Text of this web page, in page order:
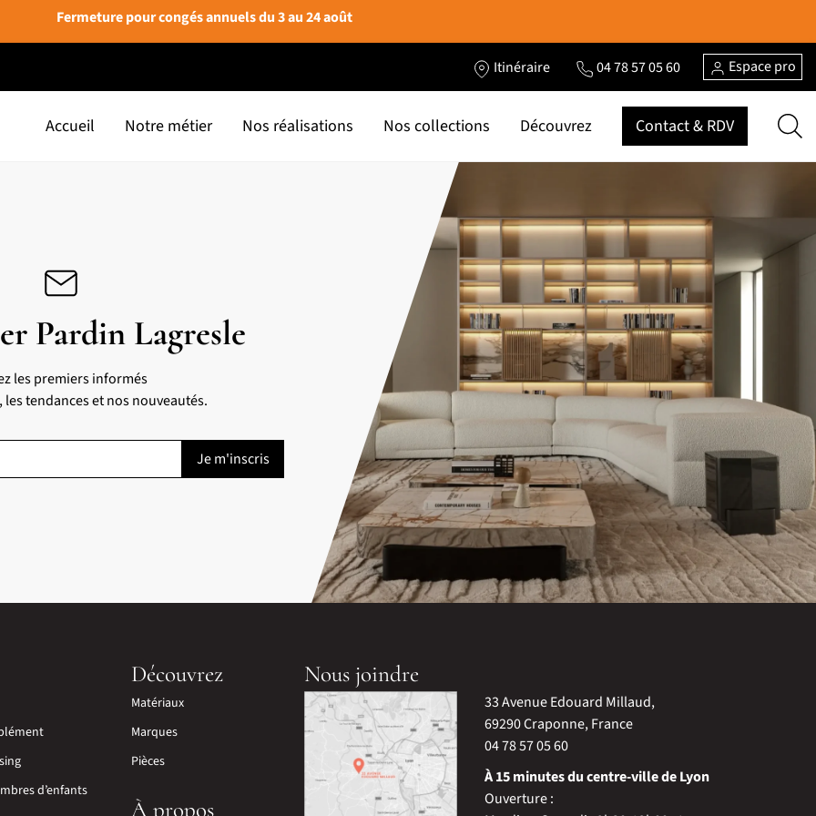
Fermeture pour congés annuels du 3 au 24 août
Itinéraire 04 78 57 05 60 Espace pro
Accueil Notre métier Nos réalisations Nos collections Découvrez Contact & RDV
Pardin Lagresle
les premiers informés
tendances et nos nouveautés.
d’enfants
Découvrez
Matériaux
Marques
Pièces
À propos
Nous joindre
33 Avenue Edouard Millaud,
69290 Craponne, France
04 78 57 05 60
À 15 minutes du centre-ville de Lyon
Ouverture :